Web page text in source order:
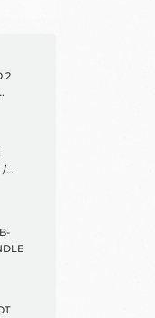
2
/
-